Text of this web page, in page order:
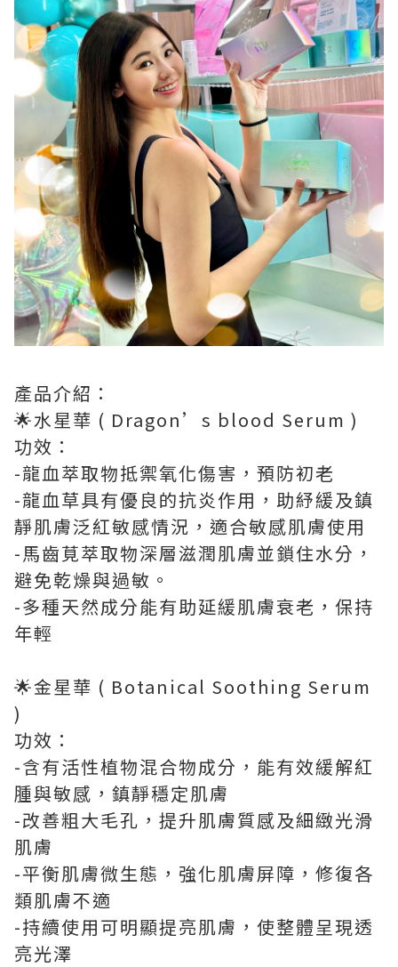
產品介紹：
🌟水星華 ( Dragon’s blood Serum )
功效：
-龍血萃取物抵禦氧化傷害，預防初老
-龍血草具有優良的抗炎作用，助紓緩及鎮
靜肌膚泛紅敏感情況，適合敏感肌膚使用
-馬齒莧萃取物深層滋潤肌膚並鎖住水分，
避免乾燥與過敏。
-多種天然成分能有助延緩肌膚衰老，保持
年輕
🌟金星華 ( Botanical Soothing Serum
)
功效：
-含有活性植物混合物成分，能有效緩解紅
腫與敏感，鎮靜穩定肌膚
-改善粗大毛孔，提升肌膚質感及細緻光滑
肌膚
-平衡肌膚微生態，強化肌膚屏障，修復各
類肌膚不適
-持續使用可明顯提亮肌膚，使整體呈現透
亮光澤